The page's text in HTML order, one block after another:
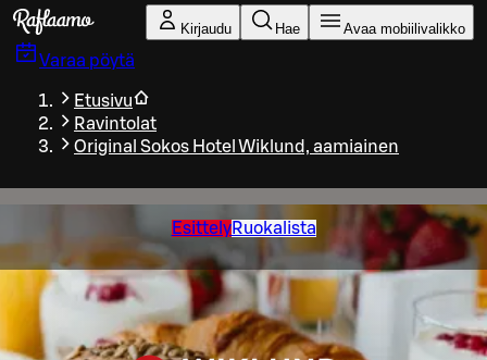
Siirry pääsisältöön
Kirjaudu Hae Avaa mobiilivalikko
Varaa pöytä
Etusivu
Ravintolat
Original Sokos Hotel Wiklund, aamiainen
EsittelyRuokalista